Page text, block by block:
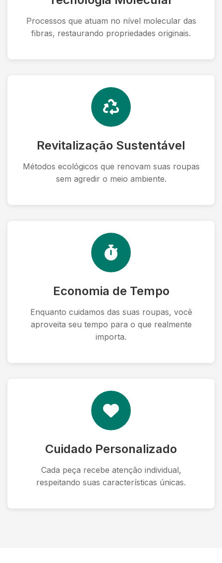
Processos que atuam no nível molecular das
fibras, restaurando propriedades originais.
Revitalização Sustentável
Métodos ecológicos que renovam suas roupas
sem agredir o meio ambiente.
Economia de Tempo
Enquanto cuidamos das suas roupas, você
aproveita seu tempo para o que realmente
importa.
Cuidado Personalizado
Cada peça recebe atenção individual,
respeitando suas características únicas.